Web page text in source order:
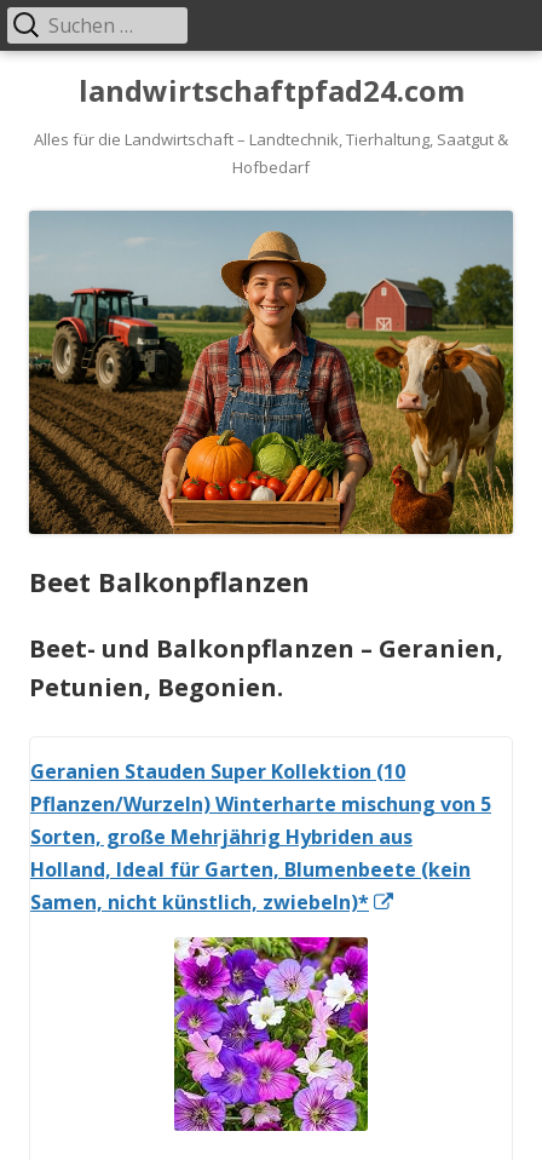
Inhalt
landwirtschaftpfad24.com
Alles für die Landwirtschaft – Landtechnik, Tierhaltung, Saatgut &
Hofbedarf
Primäres
Menü
Suche
nach:
Beet Balkonpflanzen
Beet- und Balkonpflanzen – Geranien,
Petunien, Begonien.
Geranien Stauden Super Kollektion (10
Pflanzen/Wurzeln) Winterharte mischung von 5
Sorten, große Mehrjährig Hybriden aus
Holland, Ideal für Garten, Blumenbeete (kein
Samen, nicht künstlich, zwiebeln)*